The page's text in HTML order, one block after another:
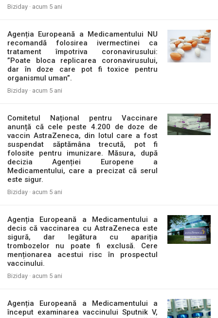
Biziday · acum 5 ani
Agenția Europeană a Medicamentului NU
recomandă folosirea ivermectinei ca
tratament împotriva coronavirusului:
”Poate bloca replicarea coronavirusului,
dar în doze care pot fi toxice pentru
organismul uman”.
Biziday · acum 5 ani
Comitetul Național pentru Vaccinare
anunță că cele peste 4.200 de doze de
vaccin AstraZeneca, din lotul care a fost
suspendat săptămâna trecută, pot fi
folosite pentru imunizare. Măsura, după
decizia Agenției Europene a
Medicamentului, care a precizat că serul
este sigur.
Biziday · acum 5 ani
Agenția Europeană a Medicamentului a
decis că vaccinarea cu AstraZeneca este
sigură, dar legătura cu apariția
trombozelor nu poate fi exclusă. Cere
menționarea acestui risc în prospectul
vaccinului.
Biziday · acum 5 ani
Agenția Europeană a Medicamentului a
început examinarea vaccinului Sputnik V,